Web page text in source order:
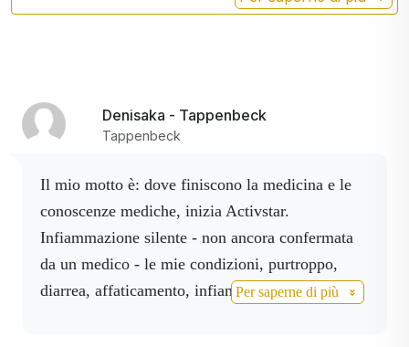
Denisaka - Tappenbeck
Tappenbeck
Il mio motto è: dove finiscono la medicina e le
conoscenze mediche, inizia Activstar.
Infiammazione silente - non ancora confermata
da un medico - le mie condizioni, purtroppo,
diarrea, affaticamento, infiammazione in bocca -
Per saperne di più